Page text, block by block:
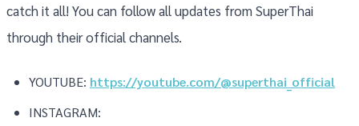
catch it all! You can follow all updates from SuperThai
through their official channels.
YOUTUBE: https://youtube.com/@superthai_official
INSTAGRAM: